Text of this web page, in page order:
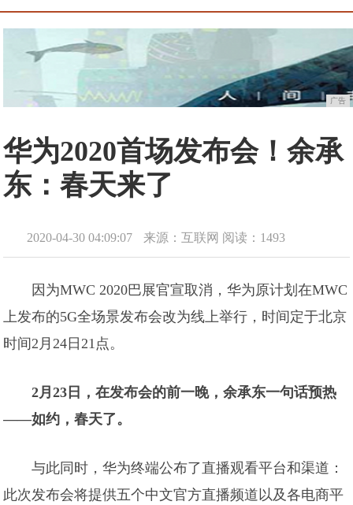
广告
华为2020首场发布会！余承
东：春天来了
2020-04-30 04:09:07 来源：互联网 阅读：1493
因为MWC 2020巴展官宣取消，华为原计划在MWC
上发布的5G全场景发布会改为线上举行，时间定于北京
时间2月24日21点。
2月23日，在发布会的前一晚，余承东一句话预热
——如约，春天了。
与此同时，华为终端公布了直播观看平台和渠道：
此次发布会将提供五个中文官方直播频道以及各电商平